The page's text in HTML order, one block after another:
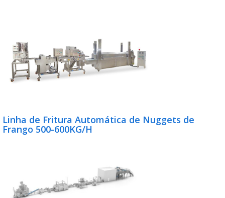
Linha de Fritura Automática de Nuggets de
Frango 500-600KG/H